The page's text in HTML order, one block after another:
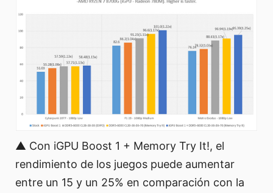
▲ Con iGPU Boost 1 + Memory Try It!, el
rendimiento de los juegos puede aumentar
entre un 15 y un 25% en comparación con la